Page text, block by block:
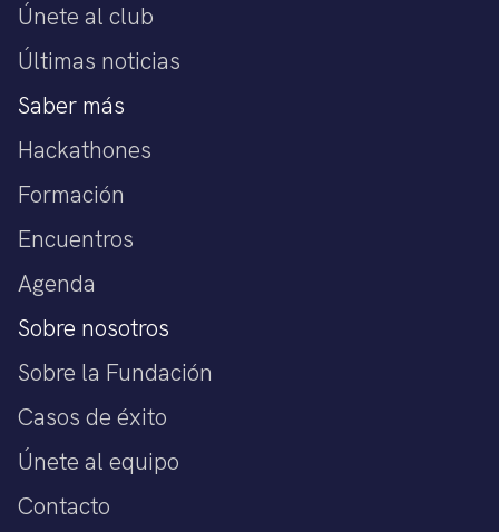
Únete al club
Últimas noticias
Saber más
Hackathones
Formación
Encuentros
Agenda
Sobre nosotros
Sobre la Fundación
Casos de éxito
Únete al equipo
Contacto